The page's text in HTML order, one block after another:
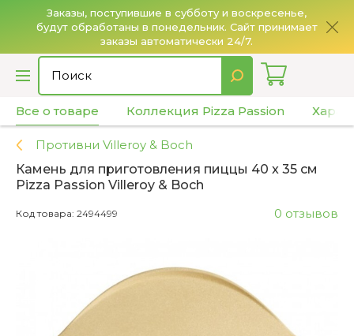
Заказы, поступившие в субботу и воскресенье,
будут обработаны в понедельник. Сайт принимает
заказы автоматически 24/7.
Все о товаре Коллекция Pizza Passion
Противни Villeroy & Boch
Камень для приготовления пиццы 40 x 35 см
Pizza Passion Villeroy & Boch
0 отзывов
Код товара: 2494499